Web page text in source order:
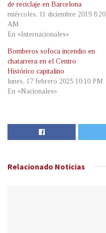
de reciclaje en Barcelona
miércoles, 11 diciembre 2019 8:20
AM
En «Internacionales»
Bomberos sofoca incendio en
chatarrera en el Centro
Histórico capitalino
lunes, 17 febrero 2025 10:10 PM
En «Nacionales»
Relacionado Noticias